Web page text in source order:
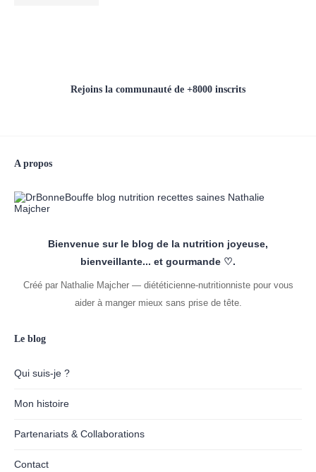
Rejoins la communauté de +8000 inscrits
A propos
Bienvenue sur le blog de la nutrition joyeuse,
bienveillante... et gourmande ♡.
Créé par Nathalie Majcher — diététicienne-nutritionniste pour vous
aider à manger mieux sans prise de tête.
Le blog
Qui suis-je ?
Mon histoire
Partenariats & Collaborations
Contact